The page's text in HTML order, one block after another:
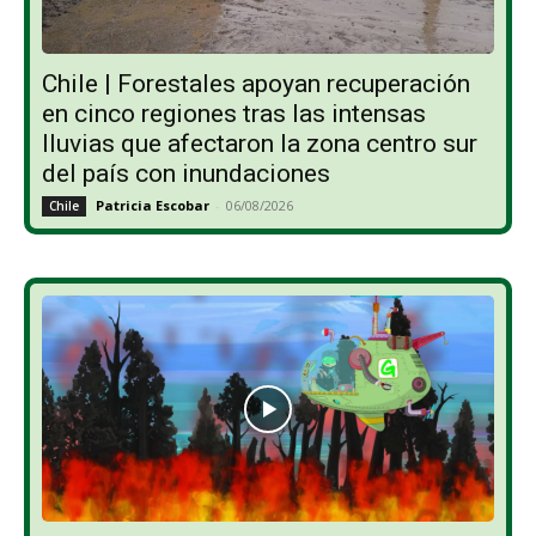
Chile | Forestales apoyan recuperación
en cinco regiones tras las intensas
lluvias que afectaron la zona centro sur
del país con inundaciones
Chile Patricia Escobar - 06/08/2026